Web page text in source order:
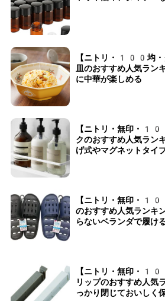
【ニトリ・100均・
皿のおすすめ人気ラ
に中華が楽しめる
【ニトリ・無印・
クのおすすめ人気ラ
げ式やマグネットタイ
【ニトリ・無印・
のおすすめ人気ラン
らないベランダで履け
【ニトリ・無印・
リップのおすすめ人
っかり閉じておいしく